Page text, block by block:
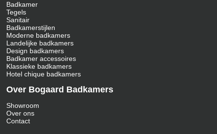
Badkamer
Tegels
Sanitair
Badkamerstijlen
Moderne badkamers
Landelijke badkamers
Design badkamers
Badkamer accessoires
Klassieke badkamers
Hotel chique badkamers
Over Bogaard Badkamers
Showroom
Over ons
Contact